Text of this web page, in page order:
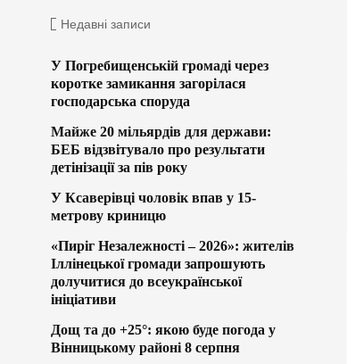
Недавні записи
У Погребищенській громаді через
коротке замикання загорілася
господарська споруда
Майже 20 мільярдів для держави:
БЕБ відзвітувало про результати
детінізації за пів року
У Ксаверівці чоловік впав у 15-
метрову криницю
«Пиріг Незалежності – 2026»: жителів
Іллінецької громади запрошують
долучитися до всеукраїнської
ініціативи
Дощ та до +25°: якою буде погода у
Вінницькому районі 8 серпня